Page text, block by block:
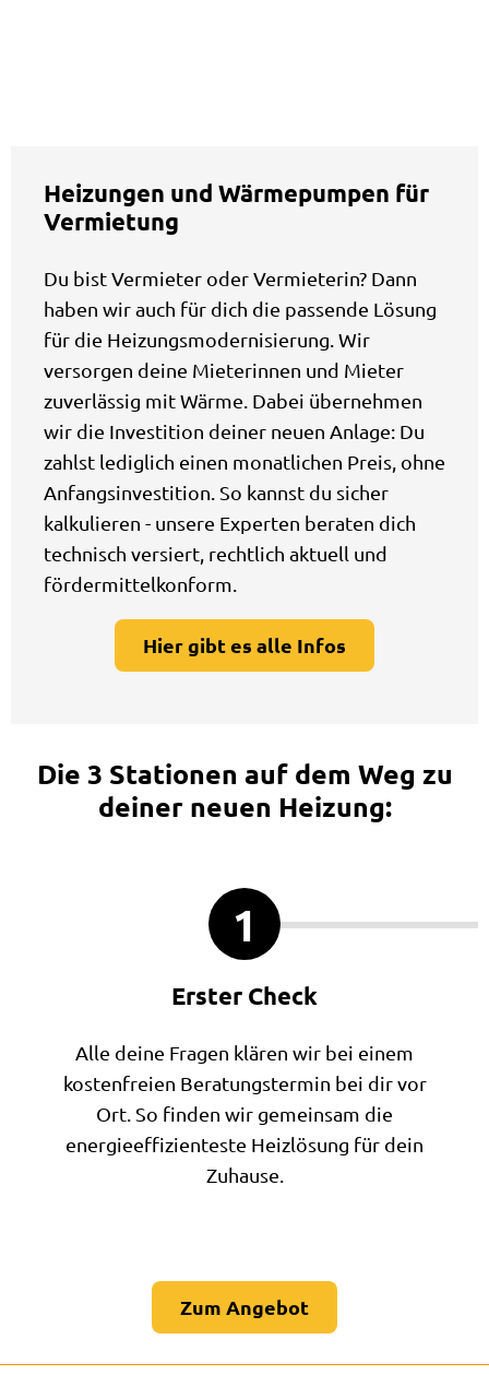
Heizungen und Wärmepumpen für
Vermietung
Du bist Vermieter oder Vermieterin? Dann
haben wir auch für dich die passende Lösung
für die Heizungsmodernisierung. Wir
versorgen deine Mieterinnen und Mieter
zuverlässig mit Wärme. Dabei übernehmen
wir die Investition deiner neuen Anlage: Du
zahlst lediglich einen monatlichen Preis, ohne
Anfangsinvestition. So kannst du sicher
kalkulieren - unsere Experten beraten dich
technisch versiert, rechtlich aktuell und
fördermittelkonform.
Hier gibt es alle Infos
Die 3 Stationen auf dem Weg zu
deiner neuen Heizung:
1
Erster Check
Alle deine Fragen klären wir bei einem
kostenfreien Beratungstermin bei dir vor
Ort. So finden wir gemeinsam die
energieeffizienteste Heizlösung für dein
Zuhause.
Zum Angebot